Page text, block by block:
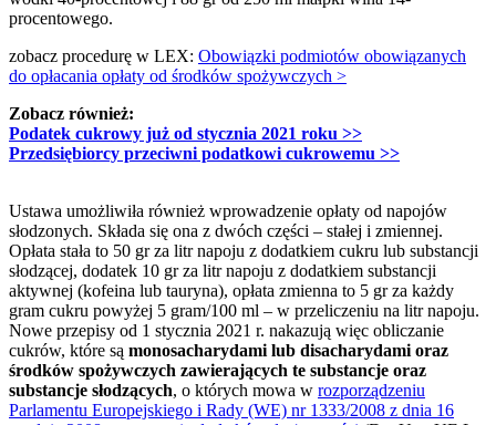
procentowego.
zobacz procedurę w LEX: Obowiązki podmiotów obowiązanych
do opłacania opłaty od środków spożywczych >
Zobacz również:
Podatek cukrowy już od stycznia 2021 roku >>
Przedsiębiorcy przeciwni podatkowi cukrowemu >>
Ustawa umożliwiła również wprowadzenie opłaty od napojów
słodzonych. Składa się ona z dwóch części – stałej i zmiennej.
Opłata stała to 50 gr za litr napoju z dodatkiem cukru lub substancji
słodzącej, dodatek 10 gr za litr napoju z dodatkiem substancji
aktywnej (kofeina lub tauryna), opłata zmienna to 5 gr za każdy
gram cukru powyżej 5 gram/100 ml – w przeliczeniu na litr napoju.
Nowe przepisy od 1 stycznia 2021 r. nakazują więc obliczanie
cukrów, które są monosacharydami lub disacharydami oraz
środków spożywczych zawierających te substancje oraz
substancje słodzących, o których mowa w rozporządzeniu
Parlamentu Europejskiego i Rady (WE) nr 1333/2008 z dnia 16